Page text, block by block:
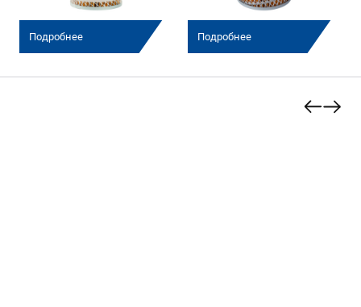
Подробнее Подробнее